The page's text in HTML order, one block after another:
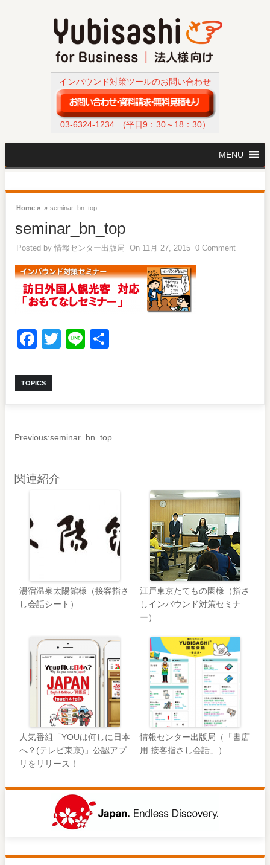
インバウンド対策ツールのお問い合わせ
03-6324-1234(平日9：30～18：30）
MENU
Home » » seminar_bn_top
seminar_bn_top
Posted by 情報センター出版局 On 11月 27, 2015 0 Comment
Facebook
Twitter
Line共
TOPICS
Previous:seminar_bn_top
関連紹介
湯宿温泉太陽館様（接客指さ
し会話シート）
江戸東京たてもの園様（指さ
しインバウンド対策セミナ
ー）
人気番組「YOUは何しに日本
へ？(テレビ東京)」公認アプ
リをリリース！
情報センター出版局（「書店
用 接客指さし会話」）